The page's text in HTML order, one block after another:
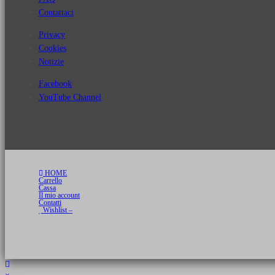
Contattaci
Privacy
Cookies
Notizie
Facebook
YouTube Channel
HOME
Carrello
Cassa
Il mio account
Contatti
Wishlist –